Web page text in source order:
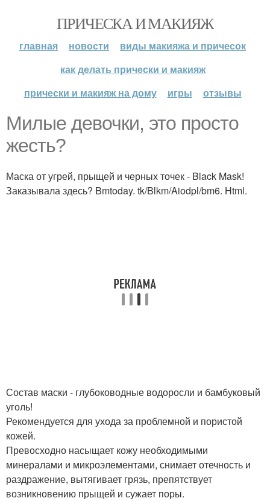
ПРИЧЕСКА И МАКИЯЖ
главная новости
виды макияжа и причесок
как делать прически и макияж
прически и макияж на дому
игры отзывы
Милые девочки, это просто
жесть?
Маска от угрей, прыщей и черных точек - Black Mask!
Заказывала здесь? Bmtoday. tk/Blkm/Aiodpl/bm6. Html.
Состав маски - глубоководные водоросли и бамбуковый
уголь!
Рекомендуется для ухода за проблемной и пористой
кожей.
Превосходно насыщает кожу необходимыми
минералами и микроэлементами, снимает отечность и
раздражение, вытягивает грязь, препятствует
возникновению прыщей и сужает поры.